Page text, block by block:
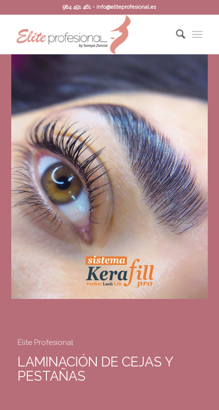
984 491 461 - info@eliteprofesional.es
Élite Profesional
LAMINACIÓN DE CEJAS Y
PESTAÑAS